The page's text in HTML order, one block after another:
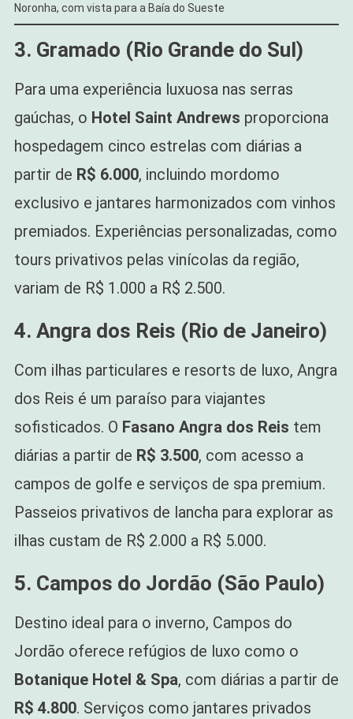
Noronha, com vista para a Baía do Sueste
3. Gramado (Rio Grande do Sul)
Para uma experiência luxuosa nas serras
gaúchas, o Hotel Saint Andrews proporciona
hospedagem cinco estrelas com diárias a
partir de R$ 6.000, incluindo mordomo
exclusivo e jantares harmonizados com vinhos
premiados. Experiências personalizadas, como
tours privativos pelas vinícolas da região,
variam de R$ 1.000 a R$ 2.500.
4. Angra dos Reis (Rio de Janeiro)
Com ilhas particulares e resorts de luxo, Angra
dos Reis é um paraíso para viajantes
sofisticados. O Fasano Angra dos Reis tem
diárias a partir de R$ 3.500, com acesso a
campos de golfe e serviços de spa premium.
Passeios privativos de lancha para explorar as
ilhas custam de R$ 2.000 a R$ 5.000.
5. Campos do Jordão (São Paulo)
Destino ideal para o inverno, Campos do
Jordão oferece refúgios de luxo como o
Botanique Hotel & Spa, com diárias a partir de
R$ 4.800. Serviços como jantares privados